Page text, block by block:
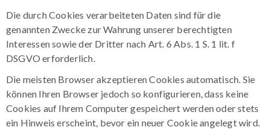
Die durch Cookies verarbeiteten Daten sind für die
genannten Zwecke zur Wahrung unserer berechtigten
Interessen sowie der Dritter nach Art. 6 Abs. 1 S. 1 lit. f
DSGVO erforderlich.
Die meisten Browser akzeptieren Cookies automatisch. Sie
können Ihren Browser jedoch so konfigurieren, dass keine
Cookies auf Ihrem Computer gespeichert werden oder stets
ein Hinweis erscheint, bevor ein neuer Cookie angelegt wird.